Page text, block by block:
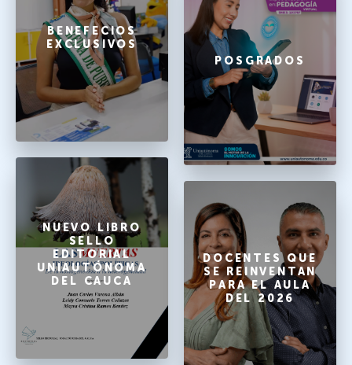
BENEFECIOS
EXCLUSIVOS
POSGRADOS
NUEVO LIBRO
SELLO
EDITORIAL
UNIAUTÓNOMA
DEL CAUCA
DOCENTES QUE
SE REINVENTAN
PARA EL AULA
DEL 2026